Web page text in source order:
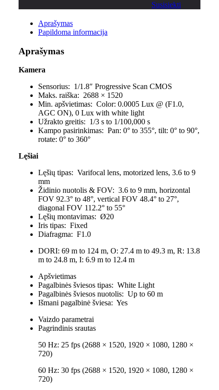
Susisiekti
Aprašymas
Papildoma informacija
Aprašymas
Kamera
Sensorius: 1/1.8″ Progressive Scan CMOS
Maks. raiška: 2688 × 1520
Min. apšvietimas: Color: 0.0005 Lux @ (F1.0,
AGC ON), 0 Lux with white light
Užrakto greitis: 1/3 s to 1/100,000 s
Kampo pasirinkimas: Pan: 0° to 355°, tilt: 0° to 90°,
rotate: 0° to 360°
Lęšiai
Lęšių tipas: Varifocal lens, motorized lens, 3.6 to 9
mm
Židinio nuotolis & FOV: 3.6 to 9 mm, horizontal
FOV 92.3° to 48°, vertical FOV 48.4° to 27°,
diagonal FOV 112.2° to 55°
Lęšių montavimas: Ø20
Iris tipas: Fixed
Diafragma: F1.0
DORI: 69 m to 124 m, O: 27.4 m to 49.3 m, R: 13.8
m to 24.8 m, I: 6.9 m to 12.4 m
Apšvietimas
Pagalbinės šviesos tipas: White Light
Pagalbinės šviesos nuotolis: Up to 60 m
Išmani pagalbinė šviesa: Yes
Vaizdo parametrai
Pagrindinis srautas
50 Hz: 25 fps (2688 × 1520, 1920 × 1080, 1280 ×
720)
60 Hz: 30 fps (2688 × 1520, 1920 × 1080, 1280 ×
720)